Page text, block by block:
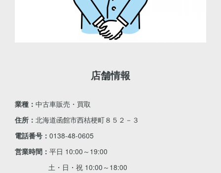
店舗情報
業種： 中古車販売・買取
住所： 北海道函館市西桔梗町８５２－３
電話番号： 0138-48-0605
営業時間： 平日 10:00～19:00
土・日・祝 10:00～18:00